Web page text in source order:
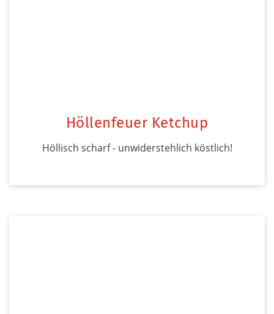
Höllenfeuer Ketchup
Höllisch scharf - unwiderstehlich köstlich!